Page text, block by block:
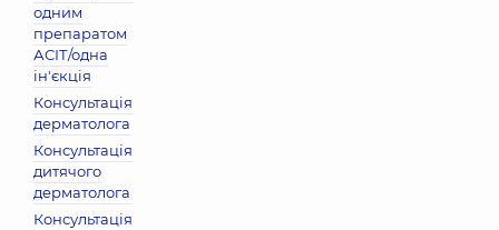
одним
препаратом
АСІТ/одна
ін'єкція
Консультація
дерматолога
Консультація
дитячого
дерматолога
Консультація